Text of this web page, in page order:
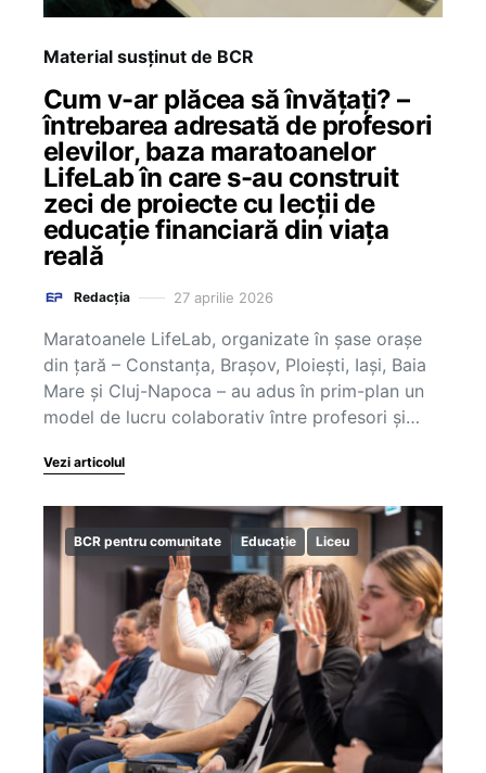
Material susținut de BCR
Cum v-ar plăcea să învățați? –
întrebarea adresată de profesori
elevilor, baza maratoanelor
LifeLab în care s-au construit
zeci de proiecte cu lecții de
educație financiară din viața
reală
Redacția 27 aprilie 2026
Maratoanele LifeLab, organizate în șase orașe
din țară – Constanța, Brașov, Ploiești, Iași, Baia
Mare și Cluj-Napoca – au adus în prim-plan un
model de lucru colaborativ între profesori și…
Vezi articolul
BCR pentru comunitate Educație Liceu